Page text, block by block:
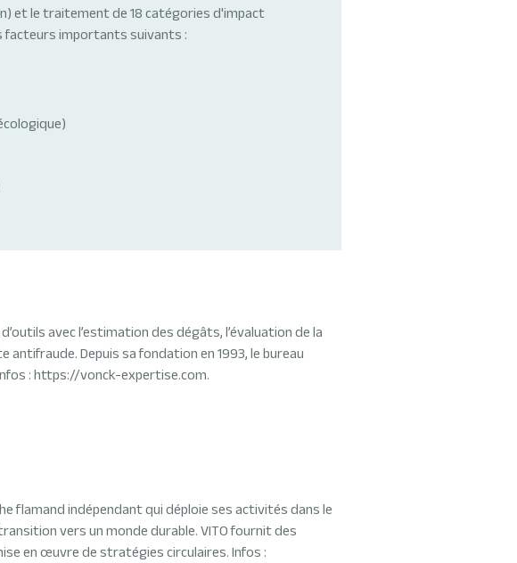
et le traitement de 18 catégories d'impact
facteurs importants suivants :
avec l’estimation des dégâts, l’évaluation de la
Depuis sa fondation en 1993, le bureau
: https://vonck-expertise.com.
flamand indépendant qui déploie ses activités dans le
vers un monde durable. VITO fournit des
en œuvre de stratégies circulaires. Infos :